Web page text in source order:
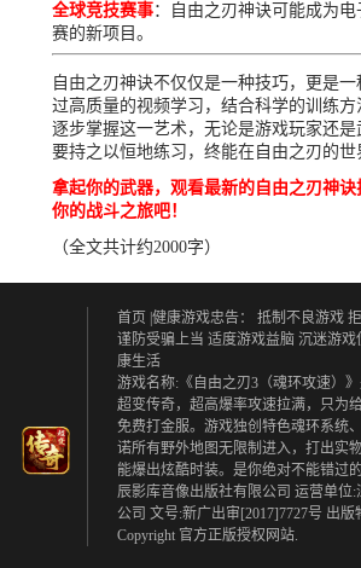
全球竞技赛事：自由之刃神诀可能成为
赛的新项目。
自由之刃神诀不仅仅是一种技巧，更是
过高质量的视频学习，结合科学的训练
逐步掌握这一艺术，无论是游戏玩家还是
要持之以恒地练习，终能在自由之刃的世
拿起你的武器，观看最新的自由之刃神诀
你的战斗之旅吧！
（全文共计约2000字）
首页 |健康游戏忠告： 抵制不良游戏
谨防受骗上当 适度游戏益脑 沉迷游戏
康生活
游戏名称:《自由之刃3（魂环攻速）
超变传奇，超高爆率攻速拉满，只为
免费打金服。游戏独创特色魂环系统
诺所有野外地图无限制进入，打出实
能爆出炫酷时装。是你绝对不能错过
辰影库音像出版社有限公司 运营单位
公司 文号:新广出审[2017]7727号 出版
Copyright 官方正版授权网站.